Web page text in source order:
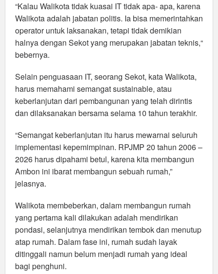
“Kalau Walikota tidak kuasai IT tidak apa- apa, karena
Walikota adalah jabatan politis. Ia bisa memerintahkan
operator untuk laksanakan, tetapi tidak demikian
halnya dengan Sekot yang merupakan jabatan teknis,“
bebernya.
Selain penguasaan IT, seorang Sekot, kata Walikota,
harus memahami semangat sustainable, atau
keberlanjutan dari pembangunan yang telah dirintis
dan dilaksanakan bersama selama 10 tahun terakhir.
“Semangat keberlanjutan itu harus mewarnai seluruh
implementasi kepemimpinan. RPJMP 20 tahun 2006 –
2026 harus dipahami betul, karena kita membangun
Ambon ini ibarat membangun sebuah rumah,”
jelasnya.
Walikota membeberkan, dalam membangun rumah
yang pertama kali dilakukan adalah mendirikan
pondasi, selanjutnya mendirikan tembok dan menutup
atap rumah. Dalam fase ini, rumah sudah layak
ditinggali namun belum menjadi rumah yang ideal
bagi penghuni.